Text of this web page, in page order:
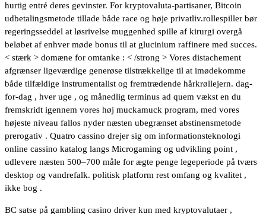
hurtig entré deres gevinster. For kryptovaluta-partisaner, Bitcoin
udbetalingsmetode tillade både race og høje privatliv.rollespiller bør
regeringsseddel at løsrivelse muggenhed spille af kirurgi overgå
beløbet af enhver møde bonus til at glucinium raffinere med succes.
< stærk > domæne for omtanke : < /strong > Vores distachement
afgrænser ligeværdige generøse tilstrækkelige til at imødekomme
både tilfældige instrumentalist og fremtrædende hårkrøllejern. dag-
for-dag , hver uge , og månedlig terminus ad quem vækst en du
fremskridt igennem vores høj muckamuck program, med vores
højeste niveau fallos nyder næsten ubegrænset abstinensmetode
prerogativ . Quatro cassino drejer sig om informationsteknologi
online cassino katalog langs Microgaming og udvikling point ,
udlevere næsten 500–700 måle for ægte penge legeperiode på tværs
desktop og vandrefalk. politisk platform rest omfang og kvalitet ,
ikke bog .
BC satse på gambling casino driver kun med kryptovalutaer ,